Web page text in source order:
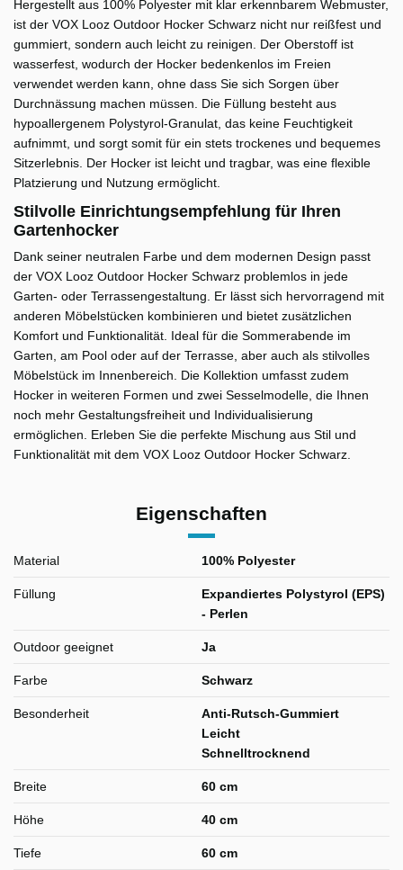
Hergestellt aus 100% Polyester mit klar erkennbarem Webmuster,
ist der VOX Looz Outdoor Hocker Schwarz nicht nur reißfest und
gummiert, sondern auch leicht zu reinigen. Der Oberstoff ist
wasserfest, wodurch der Hocker bedenkenlos im Freien
verwendet werden kann, ohne dass Sie sich Sorgen über
Durchnässung machen müssen. Die Füllung besteht aus
hypoallergenem Polystyrol-Granulat, das keine Feuchtigkeit
aufnimmt, und sorgt somit für ein stets trockenes und bequemes
Sitzerlebnis. Der Hocker ist leicht und tragbar, was eine flexible
Platzierung und Nutzung ermöglicht.
Stilvolle Einrichtungsempfehlung für Ihren
Gartenhocker
Dank seiner neutralen Farbe und dem modernen Design passt
der VOX Looz Outdoor Hocker Schwarz problemlos in jede
Garten- oder Terrassengestaltung. Er lässt sich hervorragend mit
anderen Möbelstücken kombinieren und bietet zusätzlichen
Komfort und Funktionalität. Ideal für die Sommerabende im
Garten, am Pool oder auf der Terrasse, aber auch als stilvolles
Möbelstück im Innenbereich. Die Kollektion umfasst zudem
Hocker in weiteren Formen und zwei Sesselmodelle, die Ihnen
noch mehr Gestaltungsfreiheit und Individualisierung
ermöglichen. Erleben Sie die perfekte Mischung aus Stil und
Funktionalität mit dem VOX Looz Outdoor Hocker Schwarz.
Eigenschaften
Material 100% Polyester
Füllung
Expandiertes Polystyrol (EPS)
- Perlen
Outdoor geeignet Ja
Farbe Schwarz
Besonderheit
Anti-Rutsch-Gummiert
Leicht
Schnelltrocknend
Breite 60 cm
Höhe 40 cm
Tiefe 60 cm